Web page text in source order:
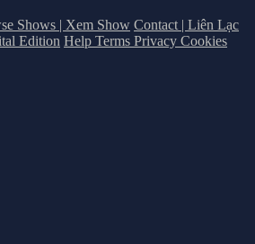
Shows | Xem Show Contact | Liên Lạc
Edition Help Terms Privacy Cookies